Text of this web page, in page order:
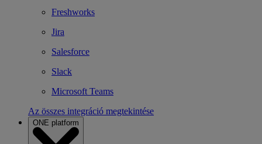
Freshworks
Jira
Salesforce
Slack
Microsoft Teams
Az összes integráció megtekintése
ONE platform